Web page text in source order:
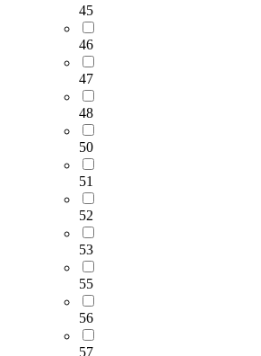
45
46
47
48
50
51
52
53
55
56
57